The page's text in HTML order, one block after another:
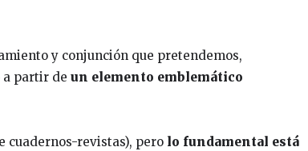
y conjunción que pretendemos,
a partir de un elemento emblemático
cuadernos-revistas), pero lo fundamental está